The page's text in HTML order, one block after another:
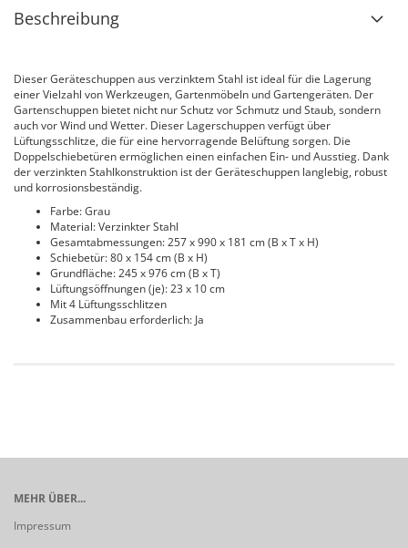
Beschreibung
Dieser Geräteschuppen aus verzinktem Stahl ist ideal für die Lagerung
einer Vielzahl von Werkzeugen, Gartenmöbeln und Gartengeräten. Der
Gartenschuppen bietet nicht nur Schutz vor Schmutz und Staub, sondern
auch vor Wind und Wetter. Dieser Lagerschuppen verfügt über
Lüftungsschlitze, die für eine hervorragende Belüftung sorgen. Die
Doppelschiebetüren ermöglichen einen einfachen Ein- und Ausstieg. Dank
der verzinkten Stahlkonstruktion ist der Geräteschuppen langlebig, robust
und korrosionsbeständig.
Farbe: Grau
Material: Verzinkter Stahl
Gesamtabmessungen: 257 x 990 x 181 cm (B x T x H)
Schiebetür: 80 x 154 cm (B x H)
Grundfläche: 245 x 976 cm (B x T)
Lüftungsöffnungen (je): 23 x 10 cm
Mit 4 Lüftungsschlitzen
Zusammenbau erforderlich: Ja
MEHR ÜBER...
Impressum